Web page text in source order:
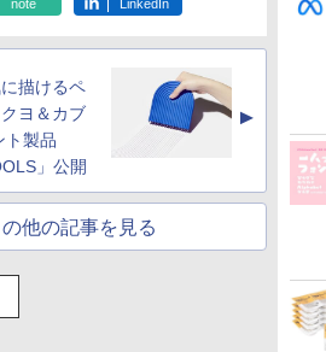
ディスプ
間持続バ
ク (2025
レイ、64GBストレー
明るさ自動調整、色調
調節ライト、プレミア
ムペン付き、グラファ
イト
￥115,980
note LinkedIn
に描けるペ
ヨ＆カブ
ト製品
」公開
▲
他の記事を見る